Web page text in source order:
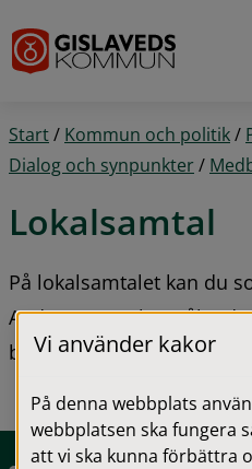
Start/ Kommun och politik/
Dialog och synpunkter/
Lokalsamtal
På lokalsamtalet kan du
Anderstorp och
bidra till utvecklingen av
Vi använder kakor
På denna webbplats
webbplatsen ska fungera
att vi ska kunna förbättra